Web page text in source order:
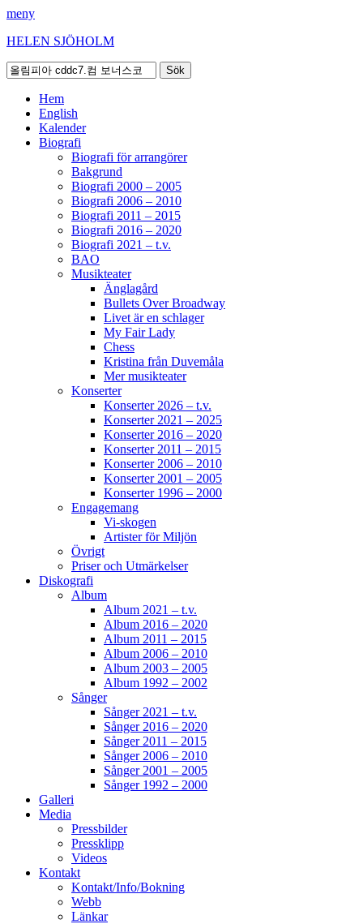
meny
HELEN SJÖHOLM
Sök
efter:
[label]
Primär
meny
Hoppa
innehåll
Hem
English
Kalender
Biografi
Biografi för arrangörer
Bakgrund
Biografi 2000 – 2005
Biografi 2006 – 2010
Biografi 2011 – 2015
Biografi 2016 – 2020
Biografi 2021 – t.v.
BAO
Musikteater
Änglagård
Bullets Over Broadway
Livet är en schlager
My Fair Lady
Chess
Kristina från Duvemåla
Mer musikteater
Konserter
Konserter 2026 – t.v.
Konserter 2021 – 2025
Konserter 2016 – 2020
Konserter 2011 – 2015
Konserter 2006 – 2010
Konserter 2001 – 2005
Konserter 1996 – 2000
Engagemang
Vi-skogen
Artister för Miljön
Övrigt
Priser och Utmärkelser
Diskografi
Album
Album 2021 – t.v.
Album 2016 – 2020
Album 2011 – 2015
Album 2006 – 2010
Album 2003 – 2005
Album 1992 – 2002
Sånger
Sånger 2021 – t.v.
Sånger 2016 – 2020
Sånger 2011 – 2015
Sånger 2006 – 2010
Sånger 2001 – 2005
Sånger 1992 – 2000
Galleri
Media
Pressbilder
Pressklipp
Videos
Kontakt
Kontakt/Info/Bokning
Webb
Länkar